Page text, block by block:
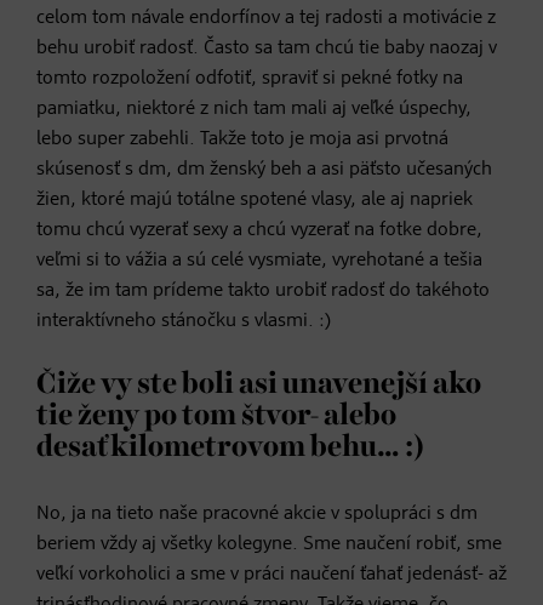
celom tom návale endorfínov a tej radosti a motivácie z
behu urobiť radosť. Často sa tam chcú tie baby naozaj v
tomto rozpoložení odfotiť, spraviť si pekné fotky na
pamiatku, niektoré z nich tam mali aj veľké úspechy,
lebo super zabehli. Takže toto je moja asi prvotná
skúsenosť s dm, dm ženský beh a asi päťsto učesaných
žien, ktoré majú totálne spotené vlasy, ale aj napriek
tomu chcú vyzerať sexy a chcú vyzerať na fotke dobre,
veľmi si to vážia a sú celé vysmiate, vyrehotané a tešia
sa, že im tam prídeme takto urobiť radosť do takéhoto
interaktívneho stánočku s vlasmi. :)
Čiže vy ste boli asi unavenejší ako
tie ženy po tom štvor- alebo
desaťkilometrovom behu… :)
No, ja na tieto naše pracovné akcie v spolupráci s dm
beriem vždy aj všetky kolegyne. Sme naučení robiť, sme
veľkí vorkoholici a sme v práci naučení ťahať jedenásť- až